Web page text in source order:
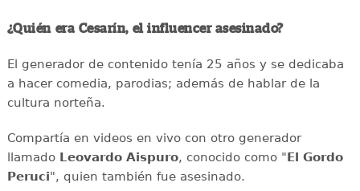
¿Quién era Cesarín, el influencer asesinado?
El generador de contenido tenía 25 años y se dedicaba
a hacer comedia, parodias; además de hablar de la
cultura norteña.
Compartía en videos en vivo con otro generador
llamadoLeovardo Aispuro, conocido como "El Gordo
Peruci", quien también fue asesinado.